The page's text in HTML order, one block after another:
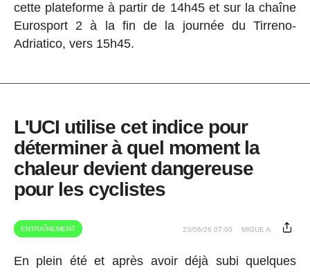
cette plateforme à partir de 14h45 et sur la chaîne
Eurosport 2 à la fin de la journée du Tirreno-
Adriatico, vers 15h45.
L'UCI utilise cet indice pour
déterminer à quel moment la
chaleur devient dangereuse
pour les cyclistes
ENTRAÎNEMENT 23/06/26 07:00 MIGUE A.
En plein été et après avoir déjà subi quelques